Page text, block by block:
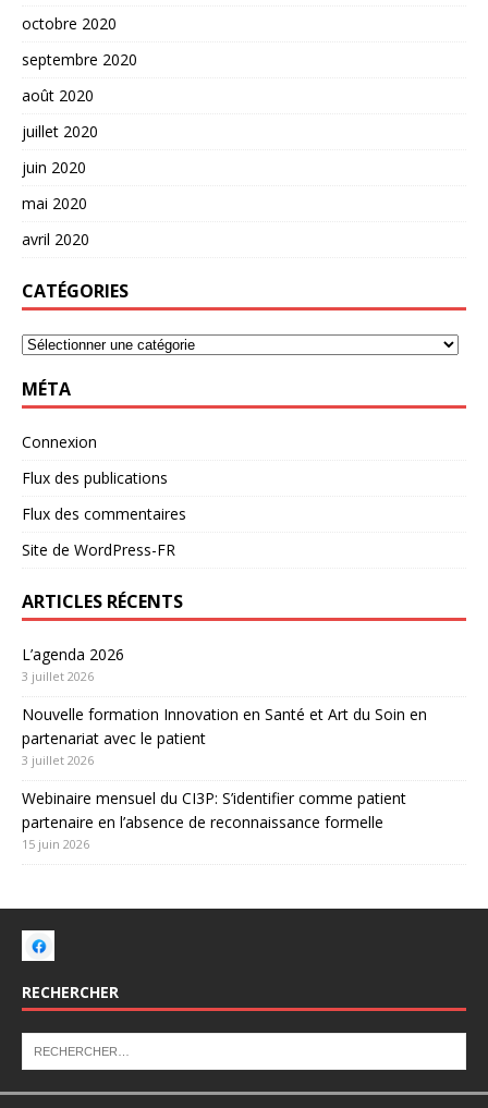
octobre 2020
septembre 2020
août 2020
juillet 2020
juin 2020
mai 2020
avril 2020
CATÉGORIES
MÉTA
Connexion
Flux des publications
Flux des commentaires
Site de WordPress-FR
ARTICLES RÉCENTS
L’agenda 2026
3 juillet 2026
Nouvelle formation Innovation en Santé et Art du Soin en
partenariat avec le patient
3 juillet 2026
Webinaire mensuel du CI3P: S’identifier comme patient
partenaire en l’absence de reconnaissance formelle
15 juin 2026
RECHERCHER